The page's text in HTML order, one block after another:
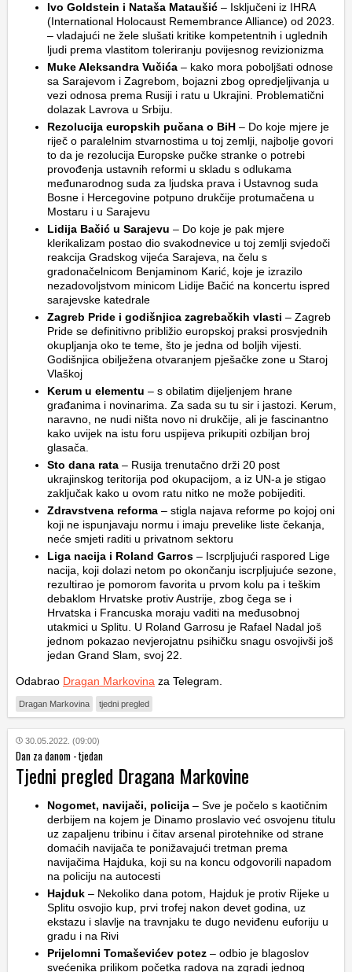
Ivo Goldstein i Nataša Mataušić – Isključeni iz IHRA
(International Holocaust Remembrance Alliance) od 2023.
– vladajući ne žele slušati kritike kompetentnih i uglednih
ljudi prema vlastitom toleriranju povijesnog revizionizma
Muke Aleksandra Vučića – kako mora poboljšati odnose
sa Sarajevom i Zagrebom, bojazni zbog opredjeljivanja u
vezi odnosa prema Rusiji i ratu u Ukrajini. Problematični
dolazak Lavrova u Srbiju.
Rezolucija europskih pučana o BiH – Do koje mjere je
riječ o paralelnim stvarnostima u toj zemlji, najbolje govori
to da je rezolucija Europske pučke stranke o potrebi
provođenja ustavnih reformi u skladu s odlukama
međunarodnog suda za ljudska prava i Ustavnog suda
Bosne i Hercegovine potpuno drukčije protumačena u
Mostaru i u Sarajevu
Lidija Bačić u Sarajevu – Do koje je pak mjere
klerikalizam postao dio svakodnevice u toj zemlji svjedoči
reakcija Gradskog vijeća Sarajeva, na čelu s
gradonačelnicom Benjaminom Karić, koje je izrazilo
nezadovoljstvom minicom Lidije Bačić na koncertu ispred
sarajevske katedrale
Zagreb Pride i godišnjica zagrebačkih vlasti – Zagreb
Pride se definitivno približio europskoj praksi prosvjednih
okupljanja oko te teme, što je jedna od boljih vijesti.
Godišnjica obilježena otvaranjem pješačke zone u Staroj
Vlaškoj
Kerum u elementu – s obilatim dijeljenjem hrane
građanima i novinarima. Za sada su tu sir i jastozi. Kerum,
naravno, ne nudi ništa novo ni drukčije, ali je fascinantno
kako uvijek na istu foru uspijeva prikupiti ozbiljan broj
glasača.
Sto dana rata – Rusija trenutačno drži 20 post
ukrajinskog teritorija pod okupacijom, a iz UN-a je stigao
zaključak kako u ovom ratu nitko ne može pobijediti.
Zdravstvena reforma – stigla najava reforme po kojoj oni
koji ne ispunjavaju normu i imaju prevelike liste čekanja,
neće smjeti raditi u privatnom sektoru
Liga nacija i Roland Garros – Iscrpljujući raspored Lige
nacija, koji dolazi netom po okončanju iscrpljujuće sezone,
rezultirao je pomorom favorita u prvom kolu pa i teškim
debaklom Hrvatske protiv Austrije, zbog čega se i
Hrvatska i Francuska moraju vaditi na međusobnoj
utakmici u Splitu. U Roland Garrosu je Rafael Nadal još
jednom pokazao nevjerojatnu psihičku snagu osvojivši još
jedan Grand Slam, svoj 22.
Odabrao Dragan Markovina za Telegram.
Dragan Markovina tjedni pregled
30.05.2022. (09:00)
Dan za danom - tjedan
Tjedni pregled Dragana Markovine
Nogomet, navijači, policija – Sve je počelo s kaotičnim
derbijem na kojem je Dinamo proslavio već osvojenu titulu
uz zapaljenu tribinu i čitav arsenal pirotehnike od strane
domaćih navijača te ponižavajući tretman prema
navijačima Hajduka, koji su na koncu odgovorili napadom
na policiju na autocesti
Hajduk – Nekoliko dana potom, Hajduk je protiv Rijeke u
Splitu osvojio kup, prvi trofej nakon devet godina, uz
ekstazu i slavlje na travnjaku te dugo neviđenu euforiju u
gradu i na Rivi
Prijelomni Tomaševićev potez – odbio je blagoslov
svećenika prilikom početka radova na zgradi jednog